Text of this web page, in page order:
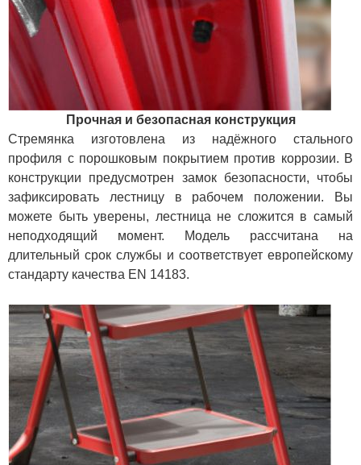
Прочная и безопасная конструкция
Стремянка изготовлена из надёжного стального
профиля с порошковым покрытием против коррозии. В
конструкции предусмотрен замок безопасности, чтобы
зафиксировать лестницу в рабочем положении. Вы
можете быть уверены, лестница не сложится в самый
неподходящий момент. Модель рассчитана на
длительный срок службы и соответствует европейскому
стандарту качества EN 14183.